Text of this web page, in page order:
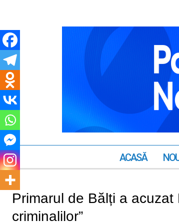
ACASĂ
Primarul de Bălți a
criminalilor”